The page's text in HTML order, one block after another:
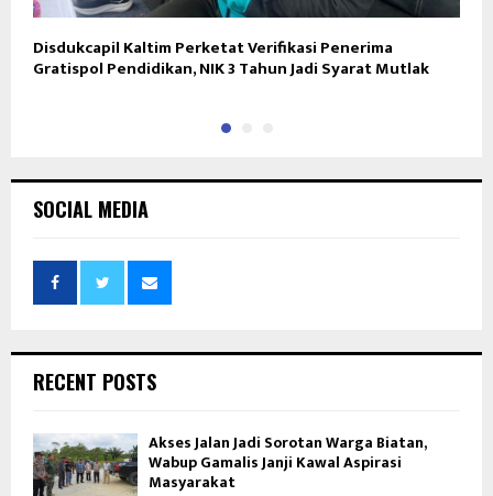
Disdukcapil Kaltim Perketat Verifikasi Penerima
Gratispol Pendidikan, NIK 3 Tahun Jadi Syarat Mutlak
SOCIAL MEDIA
RECENT POSTS
Akses Jalan Jadi Sorotan Warga Biatan,
Wabup Gamalis Janji Kawal Aspirasi
Masyarakat